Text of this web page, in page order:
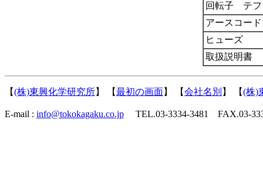
回転子 テフ
アースコー
ヒューズ
取扱説明書
【(株)東興化学研究所】 【最初の画面】 【会社名別 】 【(株)
E-mail : info@tokokagaku.co.jp TEL.03-3334-3481 FAX.03-